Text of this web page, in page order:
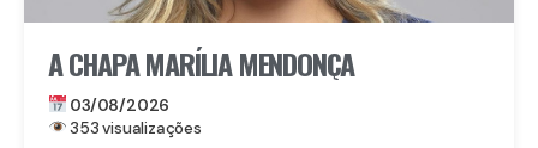
A CHAPA MARÍLIA MENDONÇA
03/08/2026
353 visualizações